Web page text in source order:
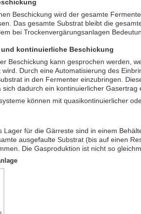
Beschickung wird der gesamte
Das gesamte Substrat bleibt die
bei Trockenvergärungsanlagen
kontinuierliche Beschickung
Beschickung kann gesprochen werden,
Durch eine Automatisierung des
in den Fermenter einzubringen.
dadurch ein kontinuierlicher Gasertrag
können mit quasikontinuierlicher
Lager für die Gärreste sind in einem
ausgefaulte Substrat (bis auf einen
Die Gasproduktion ist nicht so